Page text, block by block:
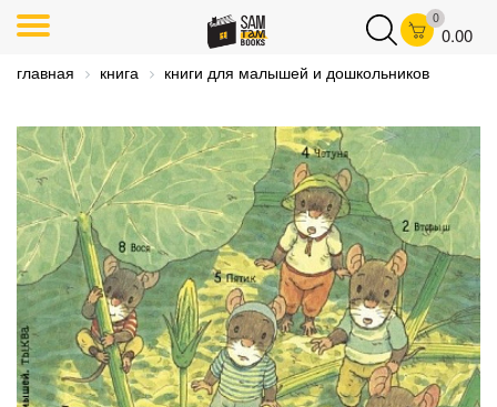
0
0.00
главная книга книги для малышей и дошкольников